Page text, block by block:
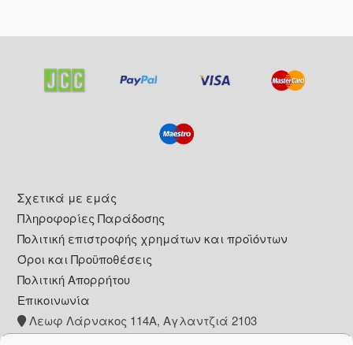
Footer
Σχετικά με εμάς
Πληροφορίες Παράδοσης
Πολιτική επιστροφής χρημάτων και προϊόντων
Όροι και Προϋποθέσεις
Πολιτική Απορρήτου
Επικοινωνία
Λεωφ Λάρνακος 114Α, Αγλαντζιά 2103